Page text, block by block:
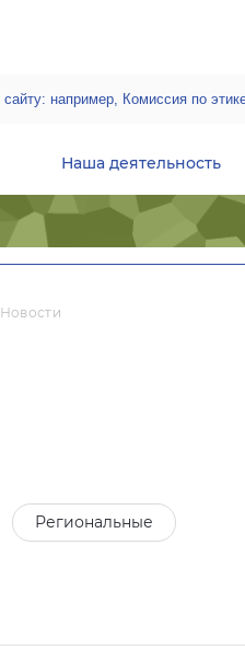
Наша деятельность
Новости
Региональные